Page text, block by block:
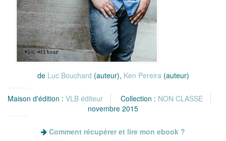
de Luc Bouchard (auteur), Ken Pereira (auteur)
Maison d'édition : VLB éditeur Collection : NON CLASSE
novembre 2015
Comment récupérer et lire mon ebook ?